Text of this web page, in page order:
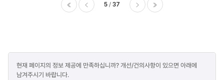
5 37
만족도
조사
현재 페이지의 정보 제공에 만족하십니까? 개선/건의사항이 있으면 아래에
남겨주시기 바랍니다.